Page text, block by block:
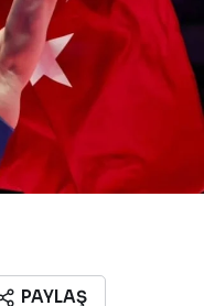
PAYLAŞ